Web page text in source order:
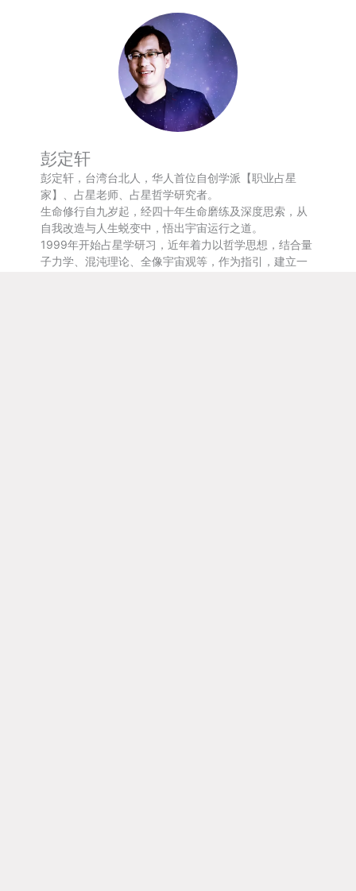
彭定轩
彭定轩，台湾台北人，华人首位自创学派【职业占星
家】、占星老师、占星哲学研究者。
生命修行自九岁起，经四十年生命磨练及深度思索，从
自我改造与人生蜕变中，悟出宇宙运行之道。
1999年开始占星学研习，近年着力以哲学思想，结合量
子力学、混沌理论、全像宇宙观等，作为指引，建立一